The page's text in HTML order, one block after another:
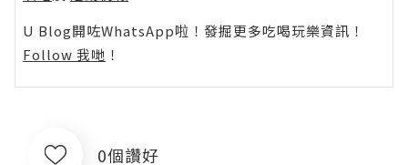
U Blog開咗WhatsApp啦！發掘更多吃喝玩樂資訊！
Follow 我哋 ！
0個讚好